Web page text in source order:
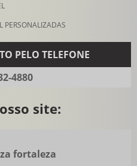
PERSONALIZADAS
PELO TELEFONE
4880
site:
fortaleza